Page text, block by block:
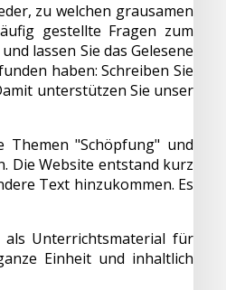
zu welchen grausamen
gestellte Fragen zum
lassen Sie das Gelesene
haben: Schreiben Sie
unterstützen Sie unser
"Schöpfung" und
Die Website entstand kurz
Text hinzukommen. Es
als Unterrichtsmaterial für
Einheit und inhaltlich